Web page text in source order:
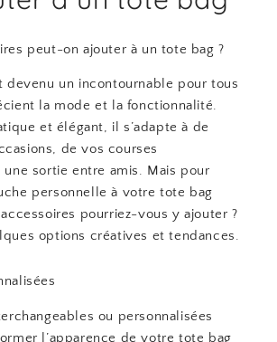
peut-on ajouter à un tote bag ?
devenu un incontournable pour tous
la mode et la fonctionnalité.
et élégant, il s’adapte à de
de vos courses
une sortie entre amis. Mais pour
personnelle à votre tote bag
pourriez-vous y ajouter ?
options créatives et tendances.
ou personnalisées
l’apparence de votre tote bag